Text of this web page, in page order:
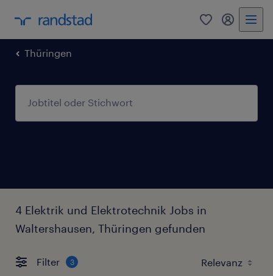
0 Mein
Thüringen
4 Elektrik und Elektrotechnik Jobs in
Waltershausen, Thüringen gefunden
Filter 3